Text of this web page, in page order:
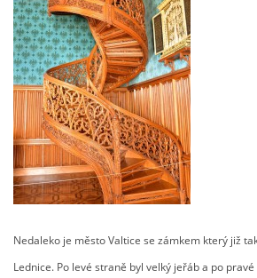
Nedaleko je město Valtice se zámkem který již
Lednice. Po levé straně byl velký jeřáb a po